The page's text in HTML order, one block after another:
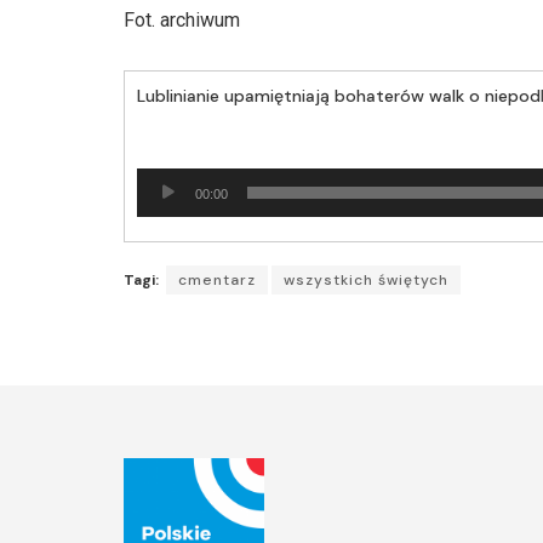
Fot. archiwum
Lublinianie upamiętniają bohaterów walk o
plików
00:00
Tagi: cmentarz wszystkich świętych